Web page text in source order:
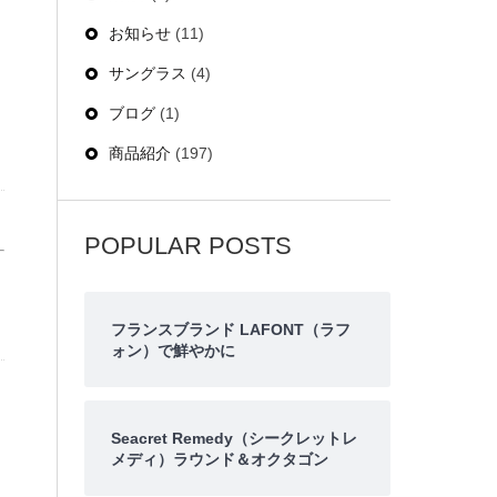
お知らせ (11)
サングラス (4)
ブログ (1)
商品紹介 (197)
POPULAR POSTS
フランスブランド LAFONT（ラフ
ォン）で鮮やかに
Seacret Remedy（シークレットレ
メディ）ラウンド＆オクタゴン